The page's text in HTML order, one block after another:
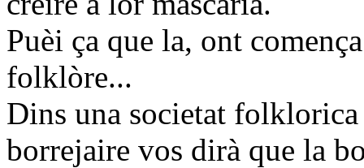
Puèi ça que la, ont
folklòre...
Dins una societat
borrejaire vos dirà que la